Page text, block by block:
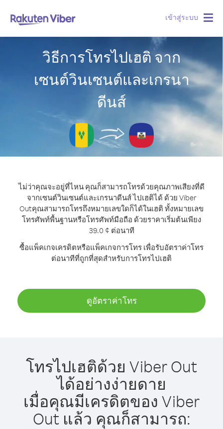
เข้าสู่ระบบ
วิธีการโทรไปเฮติ จาก
เซนต์วินเซนต์และเกรนา
ดีนส์
ไม่ว่าคุณจะอยู่ที่ไหน คุณก็สามารถโทรด้วยคุณภาพเสียงที่ดี
จากเซนต์วินเซนต์และเกรนาดีนส์ ไปเฮติได้ ด้วย Viber
Outคุณสามารถโทรถึงหมายเลขใดก็ได้ในเฮติ ทั้งหมายเลข
โทรศัพท์พื้นฐานหรือโทรศัพท์มือถือ ด้วยราคาเริ่มต้นเพียง
39.0 ¢ ต่อนาที
ซื้อแพ็คเกจเครดิตหรือแพ็คเกจการโทร เพื่อรับอัตราค่าโทร
ต่อนาทีที่ถูกที่สุดสำหรับการโทรไปเฮติ
ดูอัตราค่าโทร
โทรไปเฮติด้วย Viber Out
ได้อย่างง่ายดาย
เมื่อคุณมีเครดิตของ Viber
Out แล้ว คุณก็สามารถ: